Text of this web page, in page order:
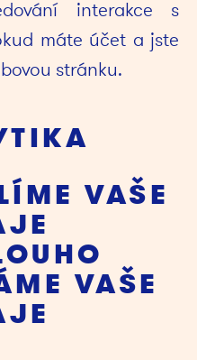
interakce s
máte účet a jste
stránku.
VAŠE
VAŠE